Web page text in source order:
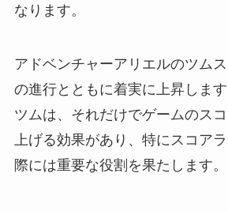
なります​​​​。
アドベンチャーアリエルのツム
の進行とともに着実に上昇しま
ツムは、それだけでゲームのス
上げる効果があり、特にスコア
際には重要な役割を果たします。